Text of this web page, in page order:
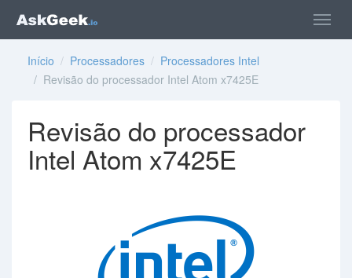
Início / Processadores / Processadores Intel
/ Revisão do processador Intel Atom x7425E
Revisão do processador
Intel Atom x7425E